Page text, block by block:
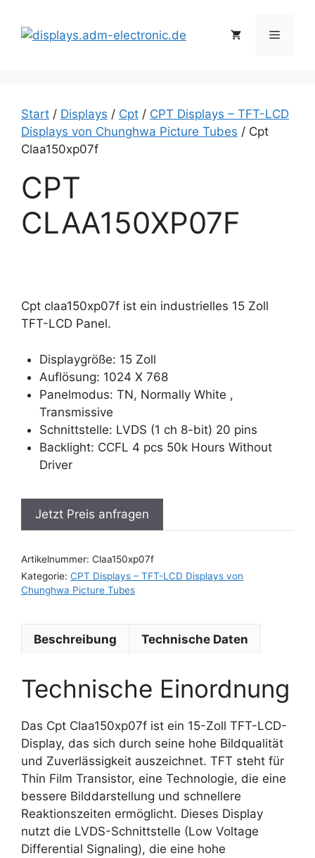
Inhalt
springen
Menü
Start / Displays / Cpt / CPT Displays – TFT-LCD
Displays von Chunghwa Picture Tubes / Cpt
Claa150xp07f
CPT
CLAA150XP07F
Cpt claa150xp07f ist ein industrielles 15 Zoll
TFT-LCD Panel.
Displaygröße: 15 Zoll
Auflösung: 1024 X 768
Panelmodus: TN, Normally White ,
Transmissive
Schnittstelle: LVDS (1 ch 8-bit) 20 pins
Backlight: CCFL 4 pcs 50k Hours Without
Driver
Jetzt Preis anfragen
Artikelnummer: Claa150xp07f
Kategorie: CPT Displays – TFT-LCD Displays von
Chunghwa Picture Tubes
Beschreibung Technische Daten
Technische Einordnung
Das Cpt Claa150xp07f ist ein 15-Zoll TFT-LCD-
Display, das sich durch seine hohe Bildqualität
und Zuverlässigkeit auszeichnet. TFT steht für
Thin Film Transistor, eine Technologie, die eine
bessere Bilddarstellung und schnellere
Reaktionszeiten ermöglicht. Dieses Display
nutzt die LVDS-Schnittstelle (Low Voltage
Differential Signaling), die eine hohe